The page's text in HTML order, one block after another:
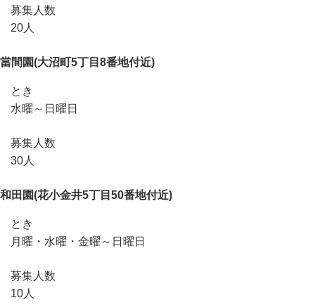
募集人数
20人
當間園(大沼町5丁目8番地付近)
とき
水曜～日曜日
募集人数
30人
和田園(花小金井5丁目50番地付近)
とき
月曜・水曜・金曜～日曜日
募集人数
10人